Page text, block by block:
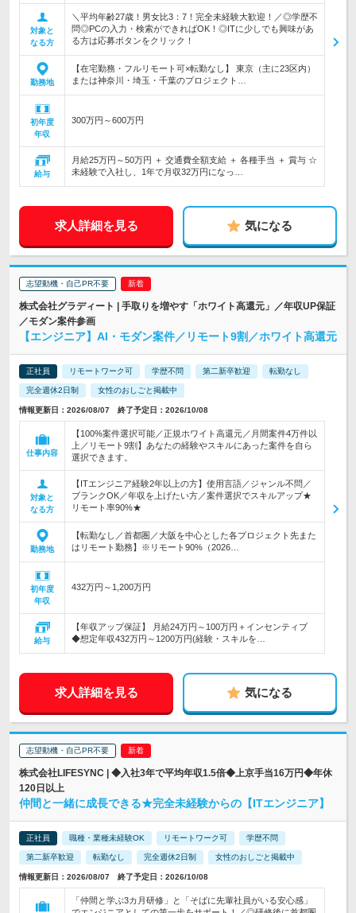
対象と
なる方
＼平均年齢27歳！男女比3：7！完全未経験大歓迎！／◎学歴不
問◎PCの入力・検索ができればOK！◎ITに少しでも興味があ
る方は応募ボタンをクリック！
勤務地
【在宅勤務・フルリモート可×転勤なし】 東京（主に23区内）
または神奈川・埼玉・千葉のプロジェクト…
初年度
年収
300万円～600万円
給与
月給25万円～50万円 ＋ 交通費全額支給 ＋ 各種手当 ＋ 賞与 ☆
未経験で入社し、1年で月収32万円になっ…
求人詳細を見る 気になる
志望動機・自己PR不要
株式会社グラディート | 手取りを増やす「ホワイト高還元」／年収UP保証
／モダン案件参画
【エンジニア】AI・モダン案件／リモート9割／ホワイト高還元
正社員 リモートワーク可 学歴不問 第二新卒歓迎 転勤なし
完全週休2日制 女性のおしごと掲載中
情報更新日：2026/08/07 終了予定日：2026/10/08
仕事内容
【100%案件選択可能／正規ホワイト高還元／月間案件4万件以
上／リモート9割】あなたの経験やスキルにあった案件を自ら
選択できます。
対象と
なる方
【ITエンジニア経験2年以上の方】使用言語／ジャンル不問／
ブランクOK／年収を上げたい方／案件選択でスキルアップ★
リモート率90%★
勤務地
【転勤なし／首都圏／大阪を中心とした各プロジェクト先また
はリモート勤務】※リモート90%（2026…
初年度
年収
432万円～1,200万円
給与
【年収アップ保証】 月給24万円～100万円＋インセンティブ
◆想定年収432万円～1200万円(経験・スキルを…
求人詳細を見る 気になる
志望動機・自己PR不要
株式会社LIFESYNC | ◆入社3年で平均年収1.5倍◆上京手当16万円◆年休
120日以上
仲間と一緒に成長できる★完全未経験からの【ITエンジニア】
正社員 職種・業種未経験OK リモートワーク可 学歴不問
第二新卒歓迎 転勤なし 完全週休2日制 女性のおしごと掲載中
情報更新日：2026/08/07 終了予定日：2026/10/08
「仲間と学ぶ3カ月研修」と「そばに先輩社員がいる安心感」